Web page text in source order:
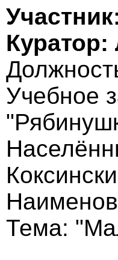
Учебное
Тема: